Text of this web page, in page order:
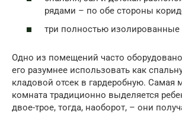
рядами – по обе стороны
три полностью
Одно из помещений часто
его разумнее использовать как
кладовой отсек в гардеробную. Самая
комната традиционно выделяется
двое-трое, тогда, наоборот, – они